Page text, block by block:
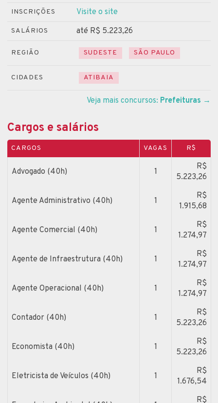
INSCRIÇÕES Visite o site
SALÁRIOS até R$ 5.223,26
REGIÃO SUDESTE SÃO PAULO
CIDADES ATIBAIA
Veja mais concursos: Prefeituras →
Cargos e salários
CARGOS VAGAS R$
Advogado (40h) 1
R$
5.223,26
Agente Administrativo (40h) 1
R$
1.915,68
Agente Comercial (40h) 1
R$
1.274,97
Agente de Infraestrutura (40h) 1
R$
1.274,97
Agente Operacional (40h) 1
R$
1.274,97
Contador (40h) 1
R$
5.223,26
Economista (40h) 1
R$
5.223,26
Eletricista de Veículos (40h) 1
R$
1.676,54
R$